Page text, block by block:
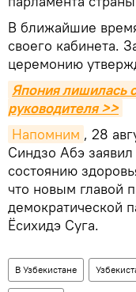
В ближайшие
своего кабинета.
церемонию
Япония лишилась
руководителя >>
Напомним , 28
Синдзо Абэ
состоянию
что новым главой
демократической
Ёсихидэ Суга.
В Узбекистане